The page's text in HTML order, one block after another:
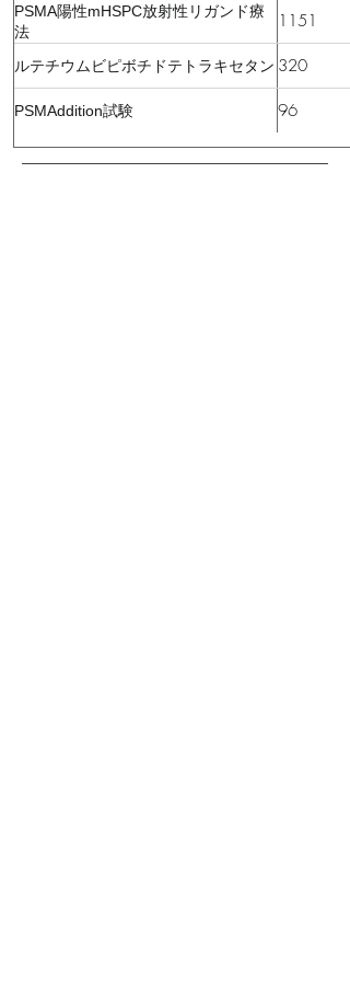
PSMA陽性mHSPC放射性リガンド療
法
1151
ルテチウムビピボチドテトラキセタン 320
PSMAddition試験 96